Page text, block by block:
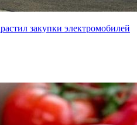
закупки электромобилей